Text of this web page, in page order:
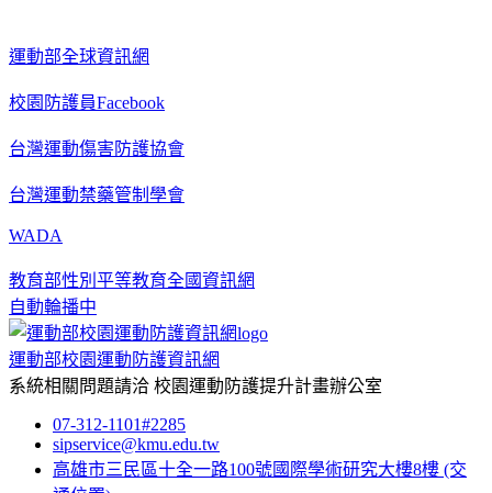
運動部全球資訊網
校園防護員Facebook
台灣運動傷害防護協會
台灣運動禁藥管制學會
WADA
教育部性別平等教育全國資訊網
自動輪播中
運動部校園運動防護資訊網
系統相關問題請洽 校園運動防護提升計畫辦公室
07-312-1101#2285
sipservice@kmu.edu.tw
高雄市三民區十全一路100號國際學術研究大樓8樓 (交